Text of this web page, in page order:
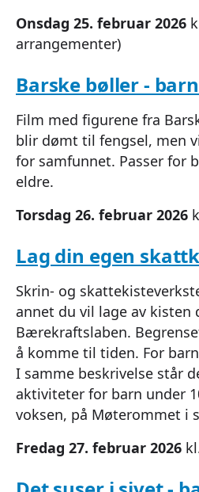
Onsdag 25. februar 2026
arrangementer)
Barske bøller -
Film med figurene fra
blir dømt til fengsel, men
for samfunnet. Passer for
eldre.
Torsdag 26. februar 2026
Lag din egen
Skrin- og
annet du vil lage av kisten
Bærekraftslaben.
å komme til tiden. For
I samme beskrivelse står
aktiviteter for barn under
voksen, på Møterommet i
Fredag 27. februar 2026